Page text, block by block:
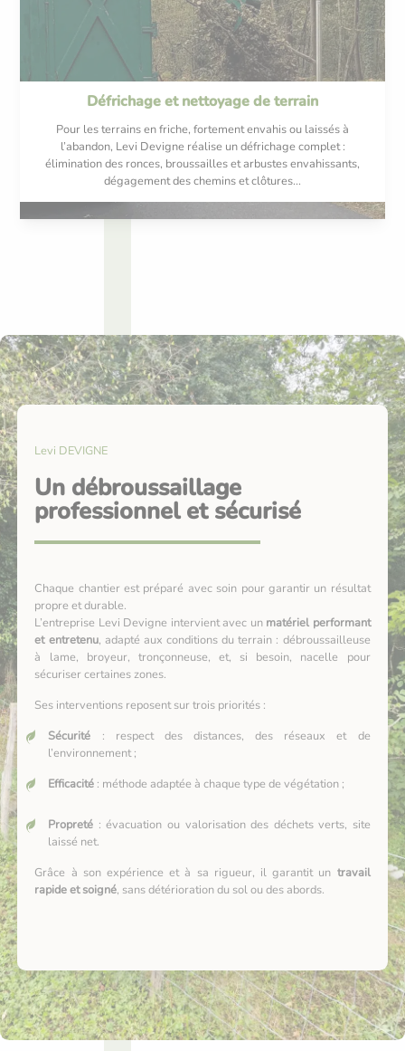
Défrichage et nettoyage de terrain
Pour les terrains en friche, fortement envahis ou laissés à
l’abandon, Levi Devigne réalise un défrichage complet :
élimination des ronces, broussailles et arbustes envahissants,
dégagement des chemins et clôtures...
Levi DEVIGNE
Un débroussaillage
professionnel et sécurisé
Chaque chantier est préparé avec soin pour garantir un résultat
propre et durable.
L’entreprise Levi Devigne intervient avec un matériel performant
et entretenu, adapté aux conditions du terrain : débroussailleuse
à lame, broyeur, tronçonneuse, et, si besoin, nacelle pour
sécuriser certaines zones.
Ses interventions reposent sur trois priorités :
Sécurité : respect des distances, des réseaux et de
l’environnement ;
Efficacité : méthode adaptée à chaque type de végétation ;
Propreté : évacuation ou valorisation des déchets verts, site
laissé net.
Grâce à son expérience et à sa rigueur, il garantit un travail
rapide et soigné, sans détérioration du sol ou des abords.